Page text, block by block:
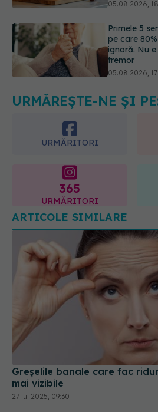
ignoră. Nu
05.08.2026,
Gabriela
fiecăruia
URMĂREȘTE-NE ȘI
URMĂRITORI
365
URMĂRITORI
ARTICOLE SIMILARE
Greșelile banale care fac
mai vizibile
27 iul 2025, 09:30